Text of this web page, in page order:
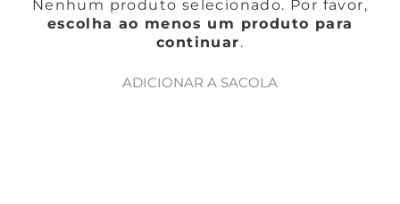
Nenhum produto selecionado. Por favor,
escolha ao menos um produto para
continuar.
ADICIONAR A SACOLA